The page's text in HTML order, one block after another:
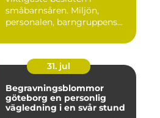
småbarnsåren. Miljön,
personalen, barngruppens...
31. jul
Begravningsblommor
göteborg en personlig
vägledning i en svår stund